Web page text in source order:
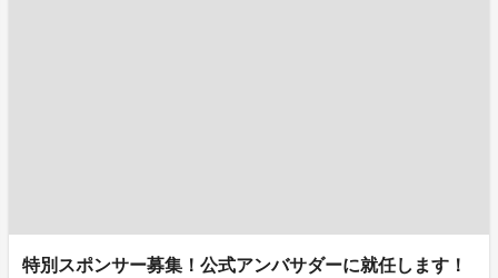
特別スポンサー募集！公式アンバサダーに就任します！